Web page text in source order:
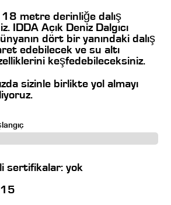
metre derinliğe dalış
IDDA Açık Deniz Dalgıcı
dört bir yanındaki dalış
edebilecek ve su altı
keşfedebileceksiniz.
sizinle birlikte yol almayı
sertifikalar: yok